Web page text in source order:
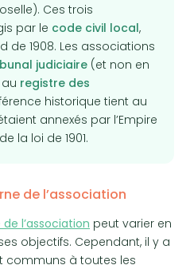
Ces trois
par le code civil local,
de 1908. Les associations
judiciaire (et non en
registre des
historique tient au
annexés par l’Empire
la loi de 1901.
de l’association
l’association peut varier en
objectifs. Cependant, il y a
communs à toutes les